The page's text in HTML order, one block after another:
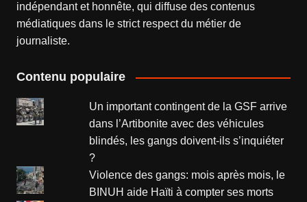
indépendant et honnête, qui diffuse des contenus
médiatiques dans le strict respect du métier de
journaliste.
Contenu populaire
Un important contingent de la GSF arrive
dans l’Artibonite avec des véhicules
blindés, les gangs doivent-ils s’inquiéter
?
Violence des gangs: mois après mois, le
BINUH aide Haïti à compter ses morts